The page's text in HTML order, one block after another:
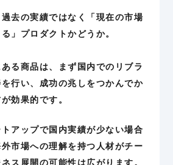
去の実績ではなく「現在の市場
」プロダクトかどうか。
る商品は、まず国内でのリブラ
行い、成功の兆しをつかんでか
効果的です。
アップで国内実績が少ない場合
市場への理解を持つ人材がチー
ス展開の可能性は広がります。